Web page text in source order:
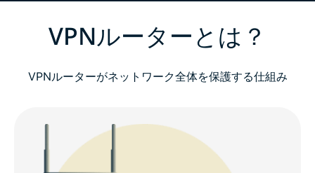
VPNルーターとは？
VPNルーターがネットワーク全体を保護する仕組み